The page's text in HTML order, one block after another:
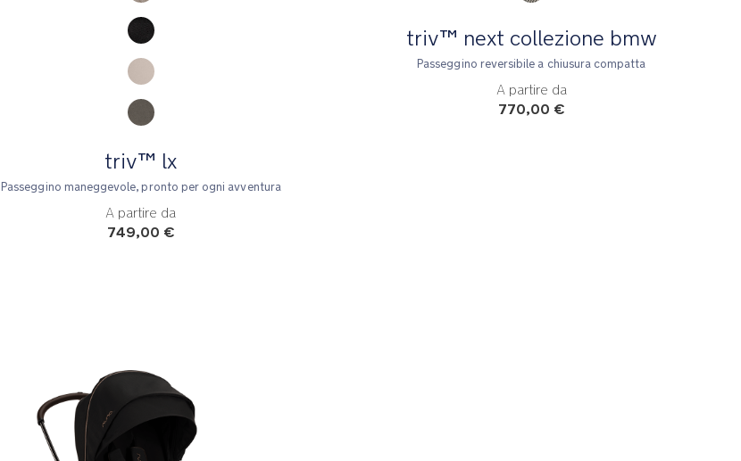
triv™ lx
Passeggino maneggevole, pronto per ogni avventura
A partire da
749,00 €
triv™ next collezione bmw
Passeggino reversibile a chiusura compatta
A partire da
770,00 €